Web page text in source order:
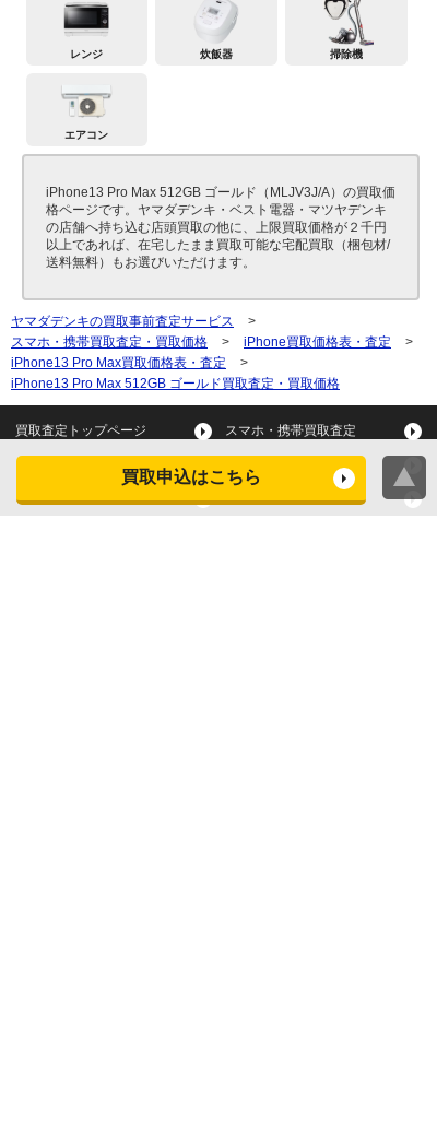
買取申込はこちら
レンジ 炊飯器 掃除機
エアコン
iPhone13 Pro Max 512GB ゴールド（MLJV3J/A）の買取価
格ページです。ヤマダデンキ・ベスト電器・マツヤデンキ
の店舗へ持ち込む店頭買取の他に、上限買取価格が２千円
以上であれば、在宅したまま買取可能な宅配買取（梱包材/
送料無料）もお選びいただけます。
ヤマダデンキの買取事前査定サービス
>
スマホ・携帯買取査定・買取価格
> iPhone買取価格表・査定
>
iPhone13 Pro Max買取価格表・査定
>
iPhone13 Pro Max 512GB ゴールド買取査定・買取価格
買取査定トップページ スマホ・携帯買取査定
タブレット買取査定
スマートウォッチ買取査定 デジカメ買取査定